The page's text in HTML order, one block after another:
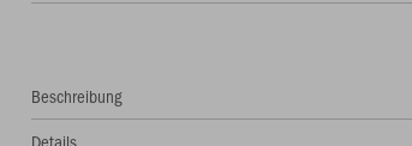
Beschreibung
Details